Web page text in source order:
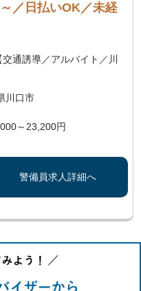
／日払いOK／未経
通誘導／アルバイト／川
川口市
～23,200円
警備員求人詳細へ